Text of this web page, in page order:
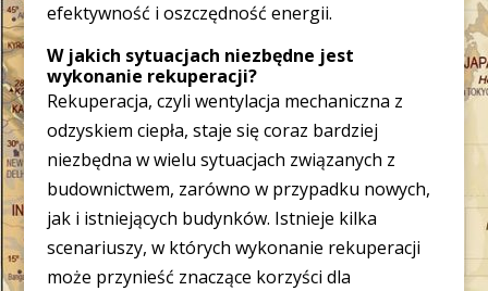
efektywność i oszczędność energii.
W jakich sytuacjach niezbędne jest
wykonanie rekuperacji?
Rekuperacja, czyli wentylacja mechaniczna z
odzyskiem ciepła, staje się coraz bardziej
niezbędna w wielu sytuacjach związanych z
budownictwem, zarówno w przypadku nowych,
jak i istniejących budynków. Istnieje kilka
scenariuszy, w których wykonanie rekuperacji
może przynieść znaczące korzyści dla